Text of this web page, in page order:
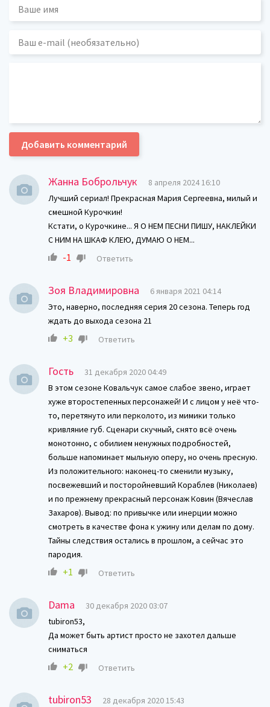
Добавить комментарий
Жанна Боброльчук
8 апреля 2024 16:10
Лучший сериал! Прекрасная Мария Сергеевна, милый и
смешной Курочкин!
Кстати, о Курочкине... Я О НЕМ ПЕСНИ ПИШУ, НАКЛЕЙКИ
С НИМ НА ШКАФ КЛЕЮ, ДУМАЮ О НЕМ...
-1 Ответить
Зоя Владимировна
6 января 2021 04:14
Это, наверно, последняя серия 20 сезона. Теперь год
ждать до выхода сезона 21
+3 Ответить
Гость
31 декабря 2020 04:49
В этом сезоне Ковальчук самое слабое звено, играет
хуже второстепенных персонажей! И с лицом у неё что-
то, перетянуто или перколото, из мимики только
кривляние губ. Сценари скучный, снято всё очень
монотонно, с обилием ненужных подробностей,
больше напоминает мыльную оперу, но очень пресную.
Из положительного: наконец-то сменили музыку,
посвежевший и посторойневший Кораблев (Николаев)
и по прежнему прекрасный персонаж Ковин (Вячеслав
Захаров). Вывод: по привычке или инерции можно
смотреть в качестве фона к ужину или делам по дому.
Тайны следствия остались в прошлом, а сейчас это
пародия.
+1 Ответить
Dama
30 декабря 2020 03:07
tubiron53,
Да может быть артист просто не захотел дальше
сниматься
+2 Ответить
tubiron53
28 декабря 2020 15:43